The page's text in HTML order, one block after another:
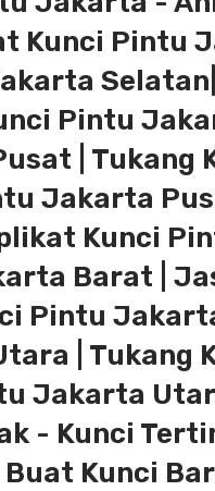
Kunci Pintu
Pintu
| Tukang
Jakarta
Kunci
Barat |
Pintu
| Tukang
Jakarta
- Kunci
Kunci